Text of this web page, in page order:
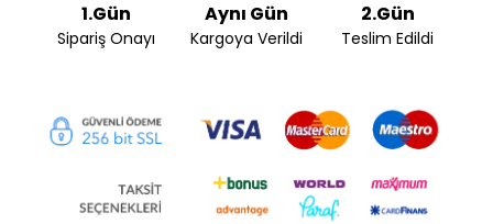
1.Gün
Sipariş Onayı
Aynı Gün
Kargoya Verildi
2.Gün
Teslim Edildi